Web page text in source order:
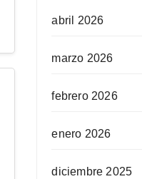
abril 2026
marzo 2026
febrero 2026
enero 2026
diciembre 2025